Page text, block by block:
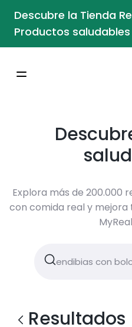
Descubre la Tienda
Productos
Explora más de 200.000
con comida real y
Resultados